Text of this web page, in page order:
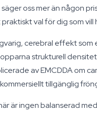
oss mer än någon
val för dig som vill
cerebral effekt
strukturell
av EMCDDA om
tillgänglig
är ingen balanserad